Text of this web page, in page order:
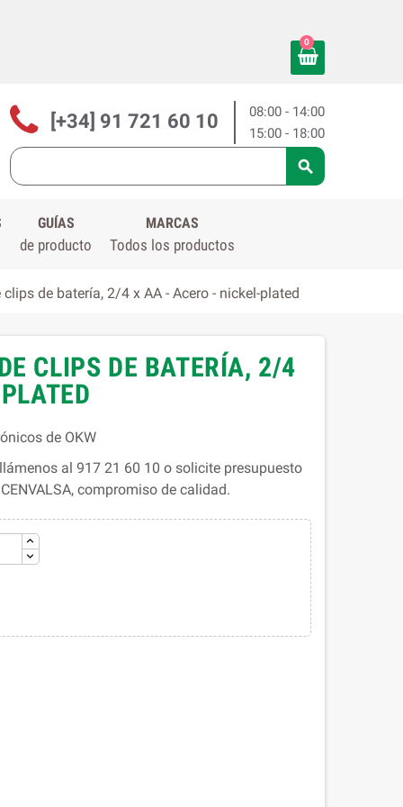
0
08:00 - 14:00
15:00 - 18:00
[+34] 91 721 60 10

GUÍAS
de producto
MARCAS
Todos los productos
de batería, 2/4 x AA - Acero - nickel-plated
CLIPS DE BATERÍA, 2/4
de OKW
al 917 21 60 10 o solicite presupuesto
compromiso de calidad.